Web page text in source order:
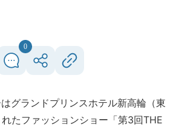
0
グランドプリンスホテル新高輪（東
たファッションショー「第3回THE